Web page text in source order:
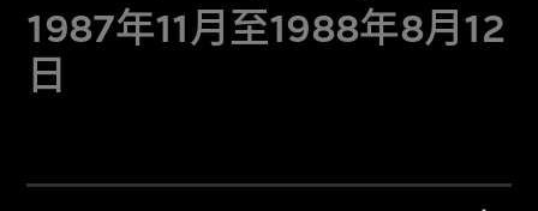
1987年11月至1988年8月12
日